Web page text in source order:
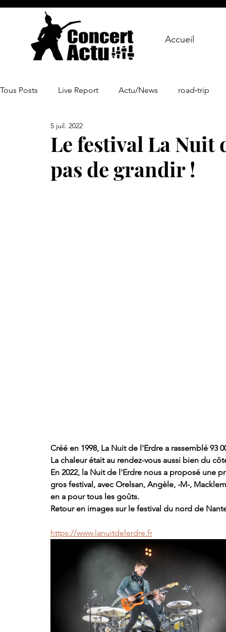
Accueil
Tous Posts Live Report Actu/News road‑trip
Le festival La
pas de grandir !
5 juil. 2022
Créé en 1998, La Nuit de l'Erdre a rassemblé 93
La chaleur était au rendez-vous aussi bien du
En 2022, la Nuit de l'Erdre nous a proposé une
gros festival, avec Orelsan, Angèle, -M-,
en a pour tous les goûts.
Retour en images sur le festival du nord de
https://www.lanuitdelerdre.fr